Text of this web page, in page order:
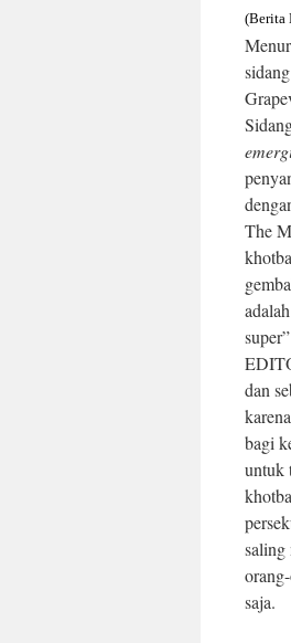
(Berita
The
dan
bagi
untuk
saling
saja.